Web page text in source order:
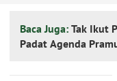
Baca Juga: Tak Ikut
Padat Agenda